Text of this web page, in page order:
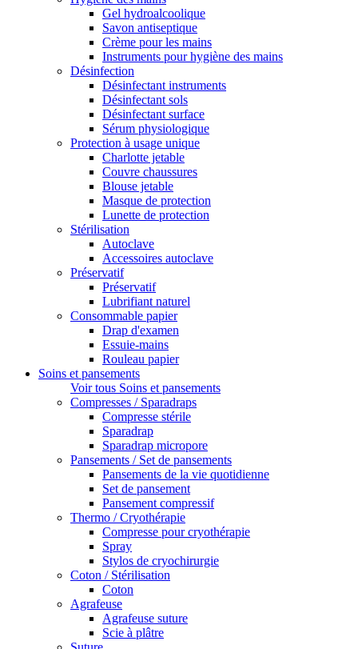
Gel hydroalcoolique
Savon antiseptique
Crème pour les mains
Instruments pour hygiène des mains
Désinfection
Désinfectant instruments
Désinfectant sols
Désinfectant surface
Sérum physiologique
Protection à usage unique
Charlotte jetable
Couvre chaussures
Blouse jetable
Masque de protection
Lunette de protection
Stérilisation
Autoclave
Accessoires autoclave
Préservatif
Préservatif
Lubrifiant naturel
Consommable papier
Drap d'examen
Essuie-mains
Rouleau papier
Soins et pansements
Voir tous Soins et pansements
Compresses / Sparadraps
Compresse stérile
Sparadrap
Sparadrap micropore
Pansements / Set de pansements
Pansements de la vie quotidienne
Set de pansement
Pansement compressif
Thermo / Cryothérapie
Compresse pour cryothérapie
Spray
Stylos de cryochirurgie
Coton / Stérilisation
Coton
Agrafeuse
Agrafeuse suture
Scie à plâtre